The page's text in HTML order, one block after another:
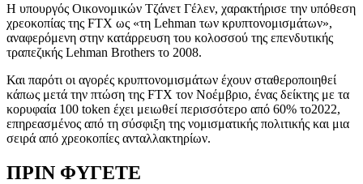
Η υπουργός Οικονομικών Τζάνετ Γέλεν, χαρακτήρισε την υπόθεση
χρεοκοπίας της FTX ως «τη Lehman των κρυπτονομισμάτων»,
αναφερόμενη στην κατάρρευση του κολοσσού της επενδυτικής
τραπεζικής Lehman Brothers το 2008.
Και παρότι οι αγορές κρυπτονομισμάτων έχουν σταθεροποιηθεί
κάπως μετά την πτώση της FTX τον Νοέμβριο, ένας δείκτης με τα
κορυφαία 100 token έχει μειωθεί περισσότερο από 60% το2022,
επηρεασμένος από τη σύσφιξη της νομισματικής πολιτικής και μια
σειρά από χρεοκοπίες ανταλλακτηρίων.
ΠΡΙΝ ΦΥΓΕΤΕ